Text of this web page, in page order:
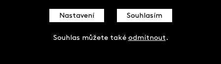
Nastavení Souhlasím
Souhlas můžete také odmítnout .